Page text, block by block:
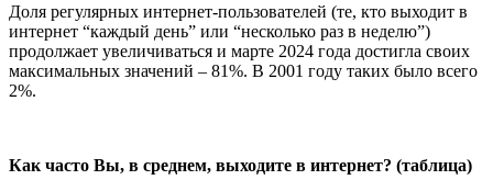
Доля регулярных интернет-пользователей (те, кто выходит в
интернет “каждый день” или “несколько раз в неделю”)
продолжает увеличиваться и марте 2024 года достигла своих
максимальных значений – 81%. В 2001 году таких было всего
2%.
Как часто Вы, в среднем, выходите в интернет? (таблица)